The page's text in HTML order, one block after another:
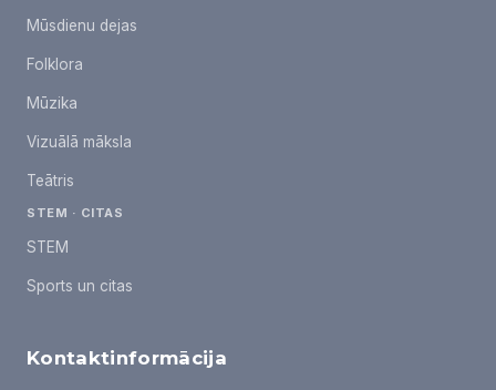
Mūsdienu dejas
Folklora
Mūzika
Vizuālā māksla
Teātris
STEM · CITAS
STEM
Sports un citas
Kontaktinformācija